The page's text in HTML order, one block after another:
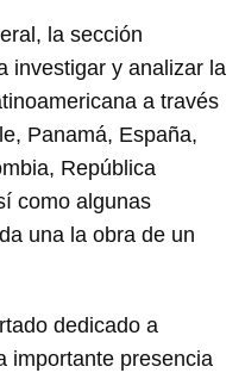
la sección
investigar y analizar la
a través
Panamá, España,
República
como algunas
una la obra de un
dedicado a
importante presencia